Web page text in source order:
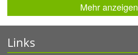
Mehr anzeigen
Links